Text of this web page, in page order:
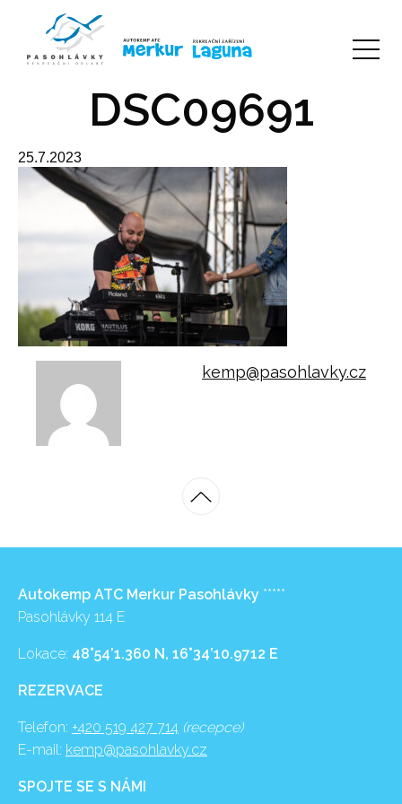
DSC09691
25.7.2023
kemp@pasohlavky.cz
Autokemp ATC Merkur Pasohlávky *****
Pasohlávky 114 E
Lokace: 48°54’1.360 N, 16°34’10.9712 E
REZERVACE
Telefon: +420 519 427 714 (recepce)
E-mail: kemp@pasohlavky.cz
SPOJTE SE S NÁMI